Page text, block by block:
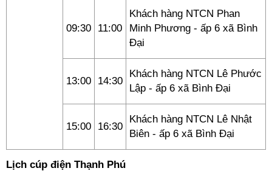
09:30 11:00
Khách hàng NTCN Phan
Minh Phương - ấp 6 xã Bình
Đại
13:00 14:30
Khách hàng NTCN Lê Phước
Lập - ấp 6 xã Bình Đại
15:00 16:30
Khách hàng NTCN Lê Nhật
Biên - ấp 6 xã Bình Đại
Lịch cúp điện Thạnh Phú